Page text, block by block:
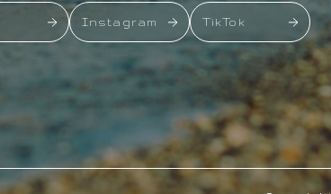
Instagram TikTok